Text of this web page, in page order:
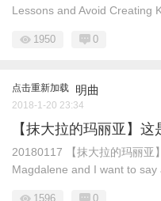
Lessons and Avoid Creating
1950 0
点击重新加载 明曲
2018-1-20 23:34
【抹大拉的玛丽亚】
20180117 【抹大拉的玛丽亚
Magdalene and I want to say
1596 0